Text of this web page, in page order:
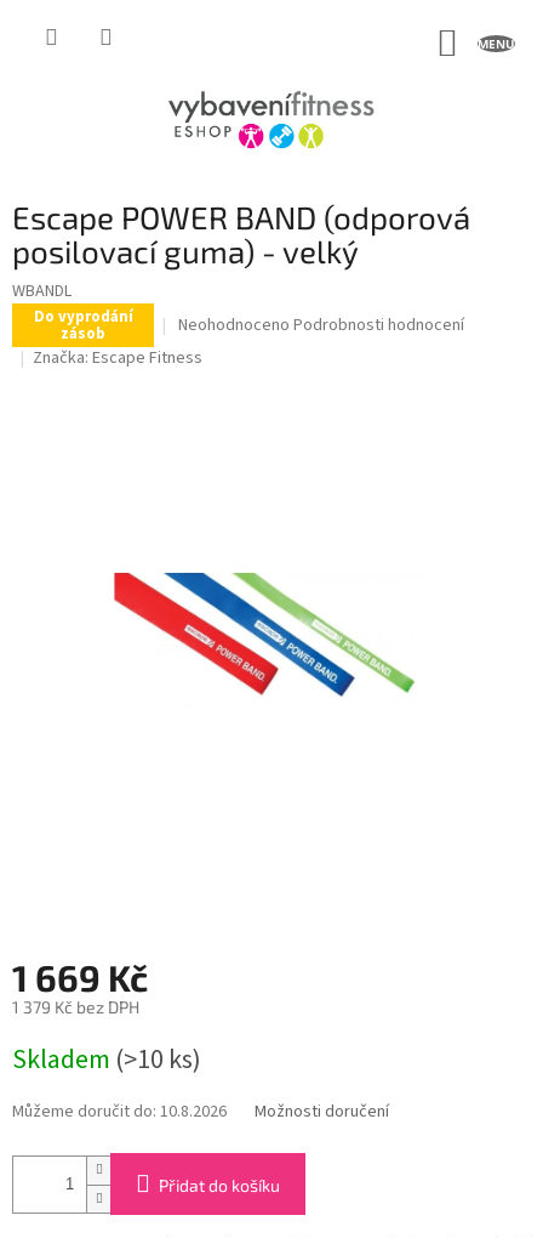
Escape POWER BAND (odporová
posilovací guma) - velký
WBANDL
Do vyprodání
zásob
Průměrné
produktu
Neohodnoceno Podrobnosti hodnocení
Značka: Escape Fitness
1 669 Kč
1 379 Kč bez DPH
cena:
Skladem (>10 ks)
Můžeme doručit do: 10.8.2026 Možnosti doručení
Přidat do košíku